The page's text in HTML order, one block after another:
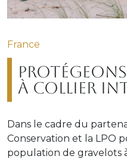
France
à collier
Dans le cadre du
Conservation et la LPO
population de gravelots